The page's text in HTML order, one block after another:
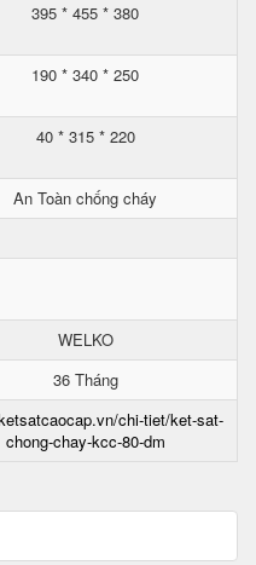
395 * 455 * 380
190 * 340 * 250
40 * 315 * 220
An Toàn chống cháy
WELKO
36 Tháng
chi-tiet/ket-sat-
chong-chay-kcc-80-dm